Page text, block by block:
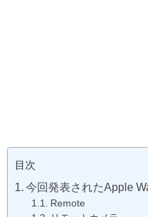
目次
今回発表されたApple
Remote